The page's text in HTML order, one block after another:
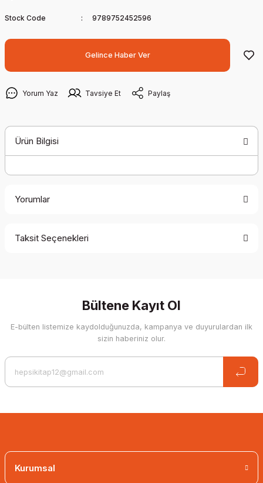
Stock Code 9789752452596
Gelince Haber Ver
Yorum Yaz Tavsiye Et Paylaş
Ürün Bilgisi
Yorumlar
Taksit Seçenekleri
Bültene Kayıt Ol
E-bülten listemize kaydolduğunuzda, kampanya ve duyurulardan ilk
sizin haberiniz olur.
Kurumsal